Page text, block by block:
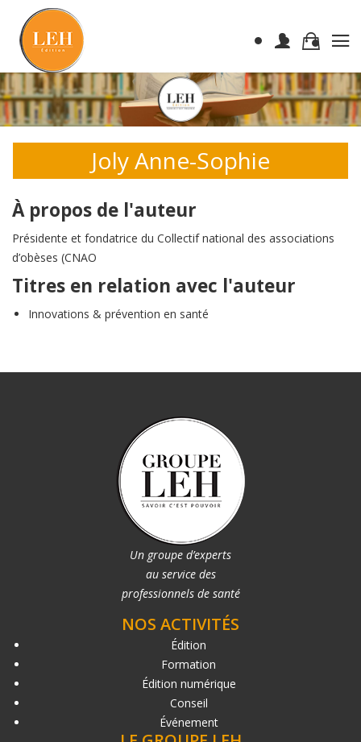
Joly Anne-Sophie
À propos de l'auteur
Présidente et fondatrice du Collectif national des associations
d’obèses (CNAO
Titres en relation avec l'auteur
Innovations & prévention en santé
Un groupe d’experts
au service des
professionnels de santé
NOS ACTIVITÉS
Édition
Formation
Édition numérique
Conseil
Événement